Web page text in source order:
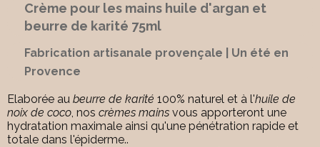
Crème pour les mains huile d'argan et
beurre de karité 75ml
Fabrication artisanale provençale | Un été en
Provence
Elaborée au beurre de karité 100% naturel et à l'huile de
noix de coco, nos crèmes mains vous apporteront une
hydratation maximale ainsi qu'une pénétration rapide et
totale dans l'épiderme..